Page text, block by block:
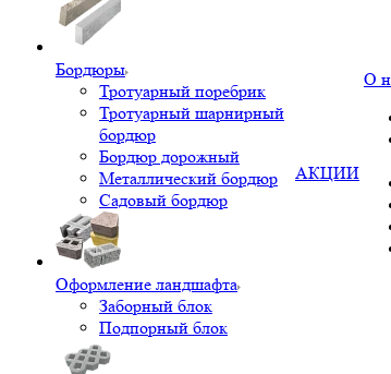
Бордюры
Тротуарный поребрик
Тротуарный шарнирный
бордюр
Бордюр дорожный
Металлический бордюр
Садовый бордюр
Оформление ландшафта
Заборный блок
Подпорный блок
АКЦИИ
О